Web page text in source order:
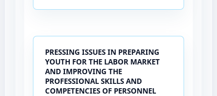
PRESSING ISSUES IN PREPARING
YOUTH FOR THE LABOR MARKET
AND IMPROVING THE
PROFESSIONAL SKILLS AND
COMPETENCIES OF PERSONNEL